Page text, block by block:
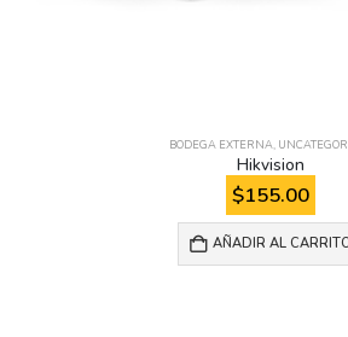
BODEGA EXTERNA,UNCATEGORIZED
Hikvision
155.00
AÑADIR AL CARRITO